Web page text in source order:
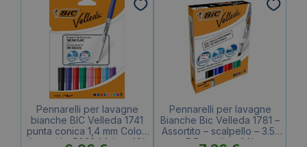
Pennarelli per lavagne
bianche BIC Velleda 1741
punta conica 1,4 mm Colori
Assortiti – 503844 (conf.8)
Pennarelli per lavagne
Bianche Bic Velleda 1781 –
Assortito – scalpello – 3.5-
5.5 mm (conf.4)